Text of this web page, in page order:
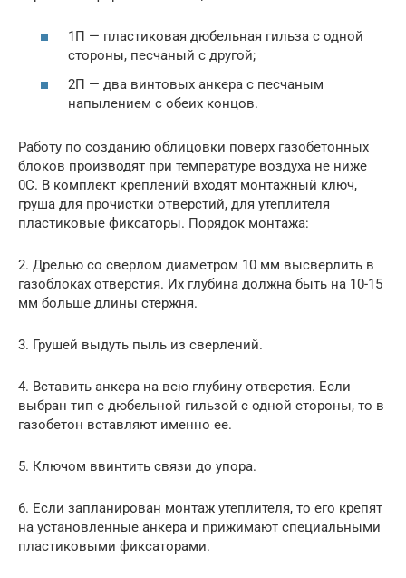
1П — пластиковая дюбельная гильза с одной
стороны, песчаный с другой;
2П — два винтовых анкера с песчаным
напылением с обеих концов.
Работу по созданию облицовки поверх газобетонных
блоков производят при температуре воздуха не ниже
0С. В комплект креплений входят монтажный ключ,
груша для прочистки отверстий, для утеплителя
пластиковые фиксаторы. Порядок монтажа:
2. Дрелью со сверлом диаметром 10 мм высверлить в
газоблоках отверстия. Их глубина должна быть на 10-15
мм больше длины стержня.
3. Грушей выдуть пыль из сверлений.
4. Вставить анкера на всю глубину отверстия. Если
выбран тип с дюбельной гильзой с одной стороны, то в
газобетон вставляют именно ее.
5. Ключом ввинтить связи до упора.
6. Если запланирован монтаж утеплителя, то его крепят
на установленные анкера и прижимают специальными
пластиковыми фиксаторами.